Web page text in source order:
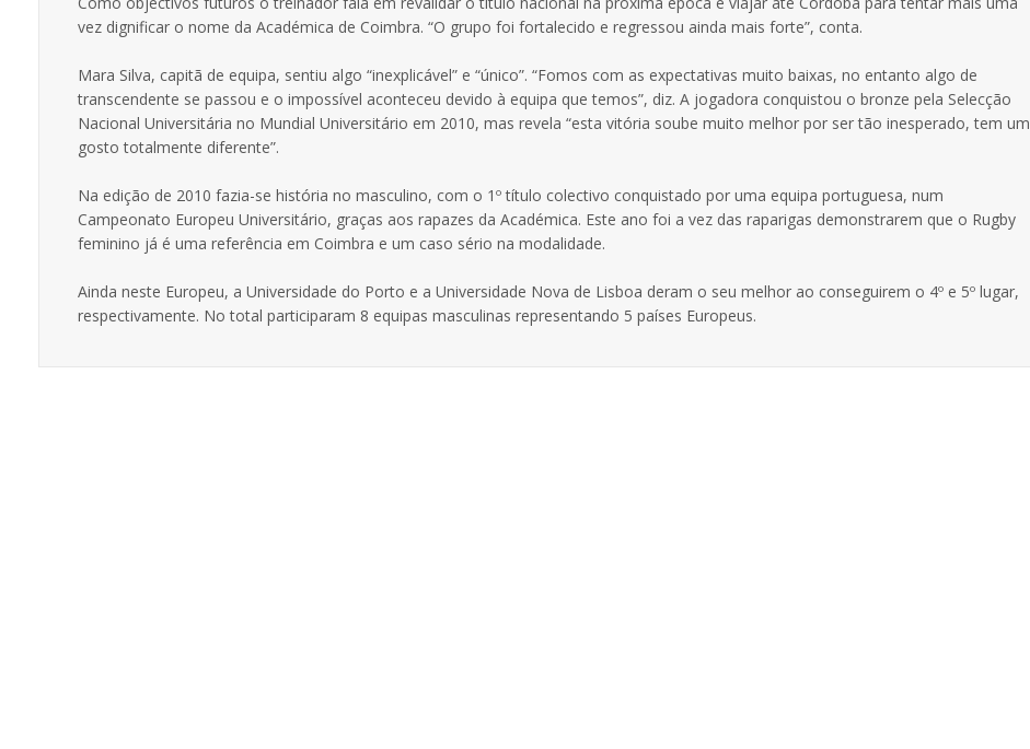
vez dignificar o nome da Académica de Coimbra. “O grupo foi fortalecido e regressou ainda mais forte”, conta.
Mara Silva, capitã de equipa, sentiu algo “inexplicável” e “único”. “Fomos com as expectativas muito baixas, no entanto algo de
transcendente se passou e o impossível aconteceu devido à equipa que temos”, diz. A jogadora conquistou o bronze pela Selecção
Nacional Universitária no Mundial Universitário em 2010, mas revela “esta vitória soube muito melhor por ser tão inesperado, tem um
gosto totalmente diferente”.
Na edição de 2010 fazia-se história no masculino, com o 1º título colectivo conquistado por uma equipa portuguesa, num
Campeonato Europeu Universitário, graças aos rapazes da Académica. Este ano foi a vez das raparigas demonstrarem que o Rugby
feminino já é uma referência em Coimbra e um caso sério na modalidade.
Ainda neste Europeu, a Universidade do Porto e a Universidade Nova de Lisboa deram o seu melhor ao conseguirem o 4º e 5º lugar,
respectivamente. No total participaram 8 equipas masculinas representando 5 países Europeus.